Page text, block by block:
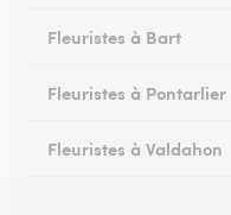
Fleuristes à Bart
Fleuristes à Pontarlier
Fleuristes à Valdahon